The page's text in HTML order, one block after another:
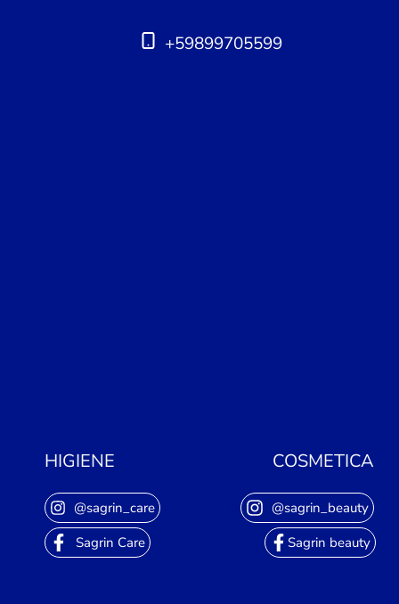
+59899705599
COSMETICA
@sagrin_beauty
Sagrin beauty
HIGIENE
@sagrin_care
Sagrin Care